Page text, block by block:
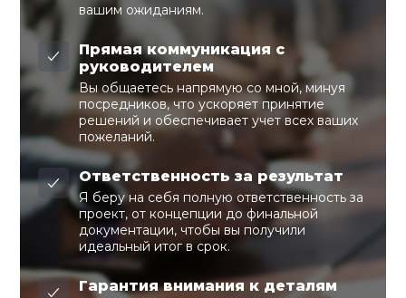
вашим ожиданиям.
Прямая коммуникация с
руководителем
Вы общаетесь напрямую со мной, минуя
посредников, что ускоряет принятие
решений и обеспечивает учет всех ваших
пожеланий.
Ответственность за результат
Я беру на себя полную ответственность за
проект, от концепции до финальной
документации, чтобы вы получили
идеальный итог в срок.
Гарантия внимания к деталям